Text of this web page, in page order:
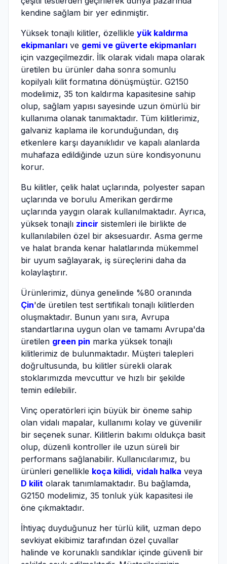
kendine sağlam bir yer edinmiştir.
Yüksek tonajlı kilitler, özellikle yük kaldırma
ekipmanları ve gemi ve güverte ekipmanları
için vazgeçilmezdir. İlk olarak vidalı mapa olarak
üretilen bu ürünler daha sonra somunlu
kopilyalı kilit formatına dönüşmüştür. G2150
modelimiz, 35 ton kaldırma kapasitesine sahip
olup, sağlam yapısı sayesinde uzun ömürlü bir
kullanıma olanak tanımaktadır. Tüm kilitlerimiz,
galvaniz kaplama ile korunduğundan, dış
etkenlere karşı dayanıklıdır ve kapalı alanlarda
muhafaza edildiğinde uzun süre kondisyonunu
korur.
Bu kilitler, çelik halat uçlarında, polyester sapan
uçlarında ve borulu Amerikan gerdirme
uçlarında yaygın olarak kullanılmaktadır. Ayrıca,
yüksek tonajlı zincir sistemleri ile birlikte de
kullanılabilen özel bir aksesuardır. Asma germe
ve halat branda kenar halatlarında mükemmel
bir uyum sağlayarak, iş süreçlerini daha da
kolaylaştırır.
Ürünlerimiz, dünya genelinde %80 oranında
Çin'de üretilen test sertifikalı tonajlı kilitlerden
oluşmaktadır. Bunun yanı sıra, Avrupa
standartlarına uygun olan ve tamamı Avrupa'da
üretilen green pin marka yüksek tonajlı
kilitlerimiz de bulunmaktadır. Müşteri talepleri
doğrultusunda, bu kilitler sürekli olarak
stoklarımızda mevcuttur ve hızlı bir şekilde
temin edilebilir.
Vinç operatörleri için büyük bir öneme sahip
olan vidalı mapalar, kullanımı kolay ve güvenilir
bir seçenek sunar. Kilitlerin bakımı oldukça basit
olup, düzenli kontroller ile uzun süreli bir
performans sağlanabilir. Kullanıcılarımız, bu
ürünleri genellikle koça kilidi, vidalı halka veya
D kilit olarak tanımlamaktadır. Bu bağlamda,
G2150 modelimiz, 35 tonluk yük kapasitesi ile
öne çıkmaktadır.
İhtiyaç duyduğunuz her türlü kilit, uzman depo
sevkiyat ekibimiz tarafından özel çuvallar
halinde ve korunaklı sandıklar içinde güvenli bir